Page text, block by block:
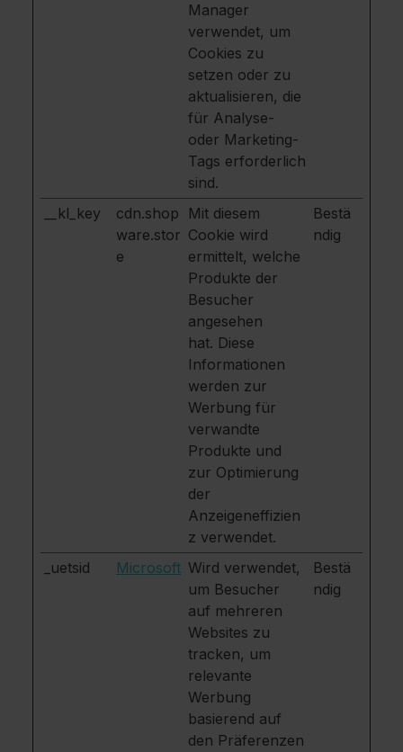
Manager
verwendet, um
Cookies zu
setzen oder zu
aktualisieren, die
für Analyse-
oder Marketing-
Tags erforderlich
sind.
__kl_key
cdn.shop
ware.stor
e
Mit diesem
Cookie wird
ermittelt, welche
Produkte der
Besucher
angesehen
hat. Diese
Informationen
werden zur
Werbung für
verwandte
Produkte und
zur Optimierung
der
Anzeigeneffizien
z verwendet.
Bestä
ndig
_uetsid Microsoft Wird verwendet,
um Besucher
auf mehreren
Websites zu
tracken, um
relevante
Werbung
basierend auf
den Präferenzen
Bestä
ndig